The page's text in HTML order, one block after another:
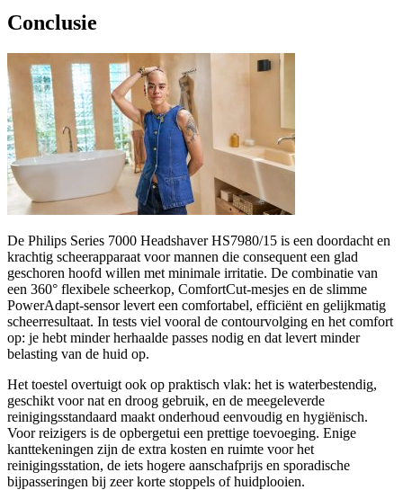
Conclusie
De Philips Series 7000 Headshaver HS7980/15 is een doordacht en
krachtig scheerapparaat voor mannen die consequent een glad
geschoren hoofd willen met minimale irritatie. De combinatie van
een 360° flexibele scheerkop, ComfortCut-mesjes en de slimme
PowerAdapt-sensor levert een comfortabel, efficiënt en gelijkmatig
scheerresultaat. In tests viel vooral de contourvolging en het comfort
op: je hebt minder herhaalde passes nodig en dat levert minder
belasting van de huid op.
Het toestel overtuigt ook op praktisch vlak: het is waterbestendig,
geschikt voor nat en droog gebruik, en de meegeleverde
reinigingsstandaard maakt onderhoud eenvoudig en hygiënisch.
Voor reizigers is de opbergetui een prettige toevoeging. Enige
kanttekeningen zijn de extra kosten en ruimte voor het
reinigingsstation, de iets hogere aanschafprijs en sporadische
bijpasseringen bij zeer korte stoppels of huidplooien.